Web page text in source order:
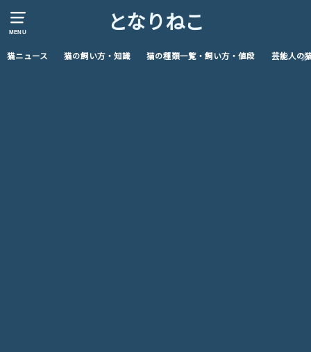
MENU となりねこ
猫ニュース 猫の飼い方・知識 猫の種類一覧・飼い方・値段 芸能人の